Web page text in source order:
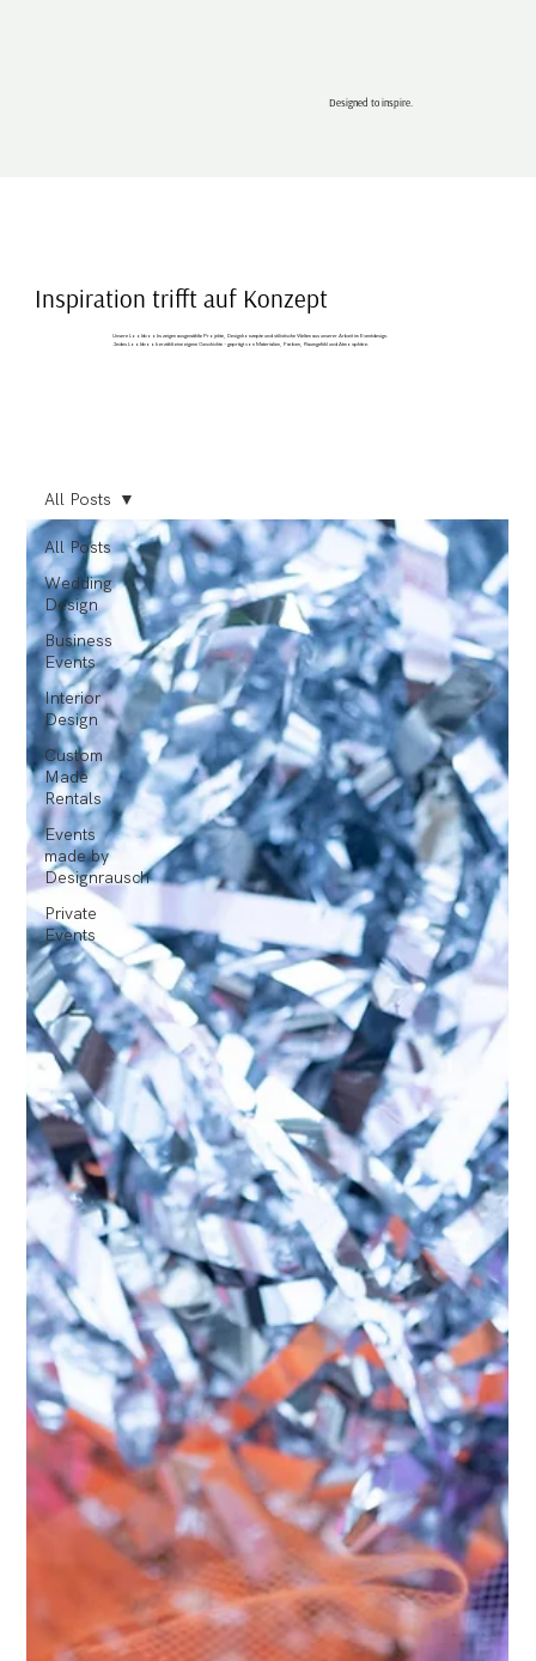
Designed to inspire.
Inspiration trifft auf Konzept
Unsere Lookbooks zeigen ausgewählte Projekte, Designkonzepte und stilistische Welten aus unserer Arbeit im Eventdesign.
Jedes Lookbook erzählt eine eigene Geschichte – geprägt von Materialien, Farben, Raumgefühl und Atmosphäre.
All Posts
Wedding
Design
Business
Events
Interior
Design
Custom
Made
Rentals
Events
made by
Designrausch
Private
Events
All Posts